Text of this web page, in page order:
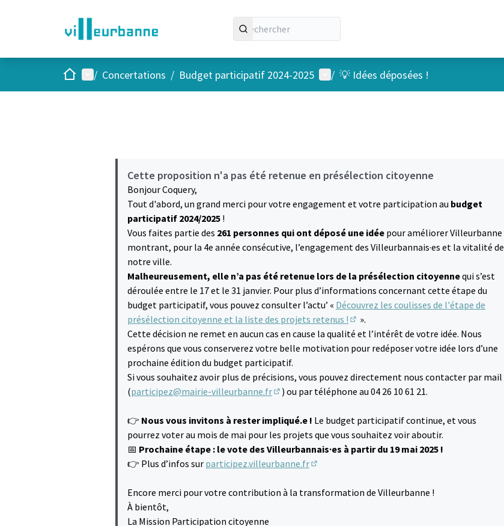
AccueilMenu principal
/ Concertations / Budget participatif 2024-2025 Menu utilisateur
/ 💡 Idées déposées !
Cette proposition n'a pas été retenue en présélection citoyenne
Bonjour Coquery,
Tout d'abord, un grand merci pour votre engagement et votre participation au budget
participatif 2024/2025 !
Vous faites partie des 261 personnes qui ont déposé une idée pour améliorer Villeurbanne
montrant, pour la 4e année consécutive, l’engagement des Villeurbannais·es et la vitalité de
notre ville.
Malheureusement, elle n’a pas été retenue lors de la présélection citoyennequi s’est
déroulée entre le 17 et le 31 janvier. Pour plus d’informations concernant cette étape du
budget participatif, vous pouvez consulter l’actu’ « Découvrez les coulisses de l'étape de
présélection citoyenne et la liste des projets retenus !
(S'ouvre dans un nouvel onglet)
».
Cette décision ne remet en aucun cas en cause la qualité et l’intérêt de votre idée. Nous
espérons que vous conserverez votre belle motivation pour redéposer votre idée lors d’une
prochaine édition du budget participatif.
Si vous souhaitez avoir plus de précisions, vous pouvez directement nous contacter par mail
(participez@mairie-villeurbanne.fr
) ou par téléphone au 04 26 10 61 21.
👉 Nous vous invitons à rester impliqué.e ! Le budget participatif continue, et vous
pourrez voter au mois de mai pour les projets que vous souhaitez voir aboutir.
📅 Prochaine étape : le vote des Villeurbannais·es à partir du 19 mai 2025 !
👉 Plus d’infos sur participez.villeurbanne.fr
Encore merci pour votre contribution à la transformation de Villeurbanne !
À bientôt,
La Mission Participation citoyenne